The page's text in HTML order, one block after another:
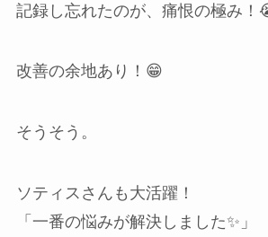
記録し忘れたのが、痛恨の極み！
改善の余地あり！😁
そうそう。
ソティスさんも大活躍！
「一番の悩みが解決しました✨」